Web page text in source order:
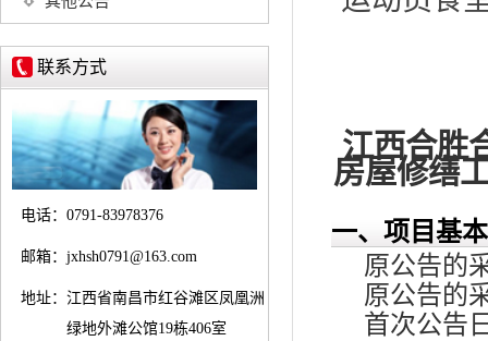
江西合胜
房屋修缮
一、项目基
原公告的
原公告的
首次公告
联系方式
电话： 0791-83978376
邮箱： jxhsh0791@163.com
地址： 江西省南昌市红谷滩区凤凰洲
绿地外滩公馆19栋406室